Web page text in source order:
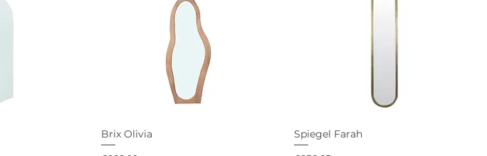
Brix Olivia Spiegel Farah